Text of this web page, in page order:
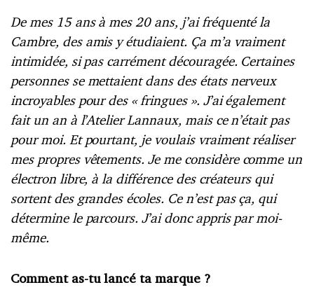
De mes 15 ans à mes 20 ans, j’ai fréquenté la
Cambre, des amis y étudiaient. Ça m’a vraiment
intimidée, si pas carrément découragée. Certaines
personnes se mettaient dans des états nerveux
incroyables pour des « fringues ». J’ai également
fait un an à l’Atelier Lannaux, mais ce n’était pas
pour moi. Et pourtant, je voulais vraiment réaliser
mes propres vêtements.Je me considère comme un
électron libre, à la différence des créateurs qui
sortent des grandes écoles. Ce n’est pas ça, qui
détermine le parcours. J’ai donc appris par moi-
même.
Comment as-tu lancé ta marque ?